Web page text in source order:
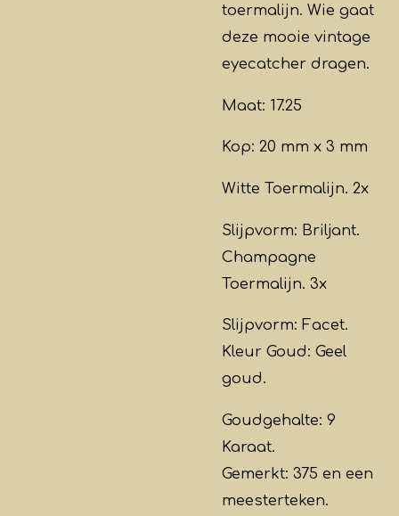
toermalijn. Wie gaat
deze mooie vintage
eyecatcher dragen.
Maat: 17.25
Kop: 20 mm x 3 mm
Witte Toermalijn. 2x
Slijpvorm: Briljant.
Champagne
Toermalijn. 3x
Slijpvorm: Facet.
Kleur Goud: Geel
goud.
Goudgehalte: 9
Karaat.
Gemerkt: 375 en een
meesterteken.